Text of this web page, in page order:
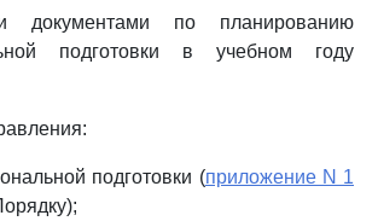
документами по планированию
подготовки в учебном году
подготовки (приложение N 1